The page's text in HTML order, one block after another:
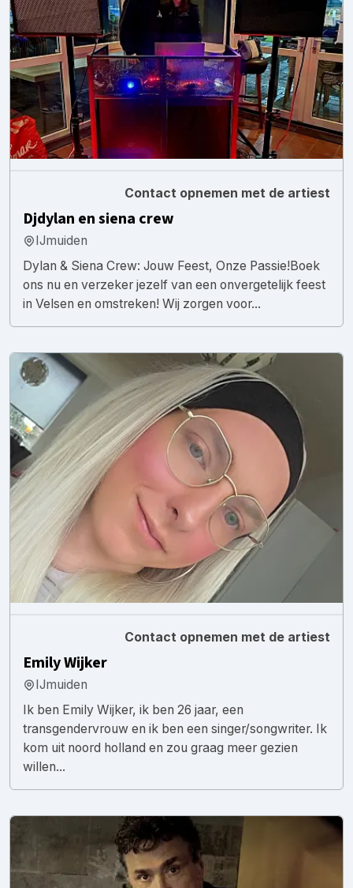
Contact opnemen met de artiest
Djdylan en siena crew
IJmuiden
Dylan & Siena Crew: Jouw Feest, Onze Passie! ​Boek
ons nu en verzeker jezelf van een onvergetelijk feest
in Velsen en omstreken! Wij zorgen voor...
Contact opnemen met de artiest
Emily Wijker
IJmuiden
Ik ben Emily Wijker, ik ben 26 jaar, een
transgendervrouw en ik ben een singer/songwriter. Ik
kom uit noord holland en zou graag meer gezien
willen...